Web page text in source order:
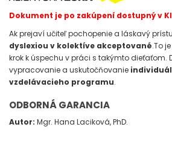
Dokument je po zakúpení dostupný v
Ak prejaví učiteľ pochopenie a láskavý
dyslexiou v kolektíve akceptované.To
krok k úspechu v práci s takýmto dieťaťom.
vypracovanie a uskutočňovanie
vzdelávacieho programu.
ODBORNÁ GARANCIA
Autor: Mgr. Hana Laciková, PhD.